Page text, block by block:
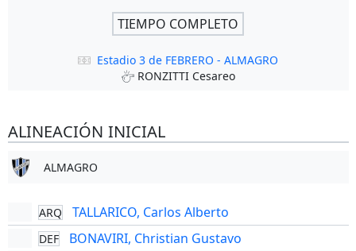
TIEMPO COMPLETO
Estadio 3 de FEBRERO - ALMAGRO
RONZITTI Cesareo
ALINEACIÓN INICIAL
ALMAGRO
ARQ TALLARICO, Carlos Alberto
DEF BONAVIRI, Christian Gustavo